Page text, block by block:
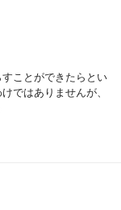
ことができたらとい
ではありませんが、